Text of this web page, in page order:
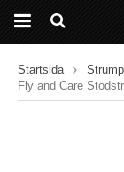
Startsida
Fly and Care